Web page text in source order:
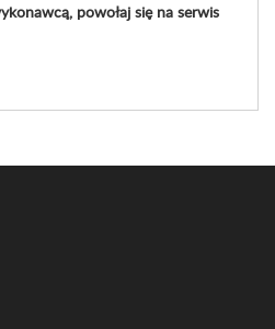
powołaj się na serwis